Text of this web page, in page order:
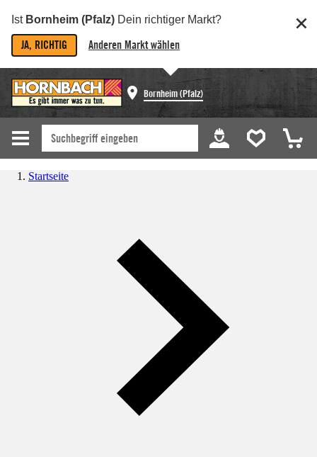
Ist Bornheim (Pfalz) Dein richtiger Markt?
JA, RICHTIG Anderen Markt wählen
Bornheim (Pfalz)
Startseite